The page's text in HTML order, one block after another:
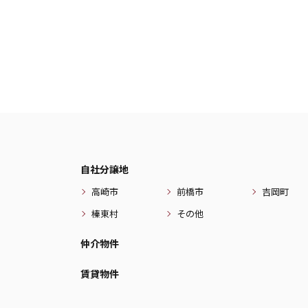
自社分譲地
高崎市 前橋市
吉岡町
榛東村
その他
仲介物件
賃貸物件